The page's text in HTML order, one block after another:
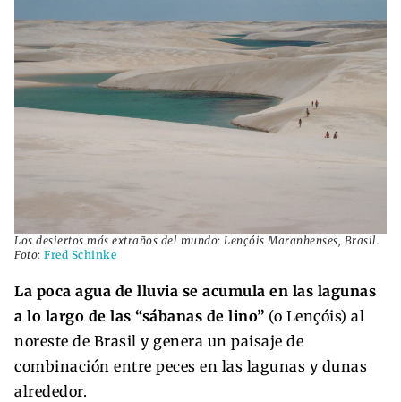
Los desiertos más extraños del mundo: Lençóis Maranhenses, Brasil.
Foto: Fred Schinke
La poca agua de lluvia se acumula en las lagunas
a lo largo de las “sábanas de lino” (o Lençóis) al
noreste de Brasil y genera un paisaje de
combinación entre peces en las lagunas y dunas
alrededor.